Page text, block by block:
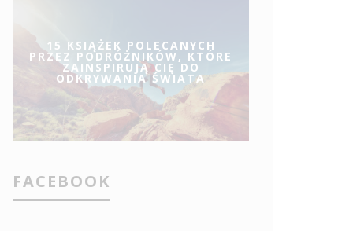
15 KSIĄŻEK POLECANYCH
PRZEZ PODRÓŻNIKÓW, KTÓRE
ZAINSPIRUJĄ CIĘ DO
ODKRYWANIA ŚWIATA
FACEBOOK